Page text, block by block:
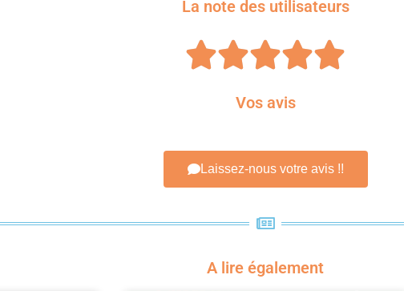
La note des utilisateurs

Vos avis
Laissez-nous votre avis !!
A lire également